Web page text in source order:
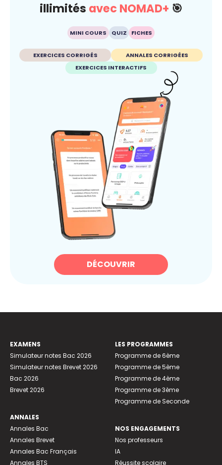
illimités avec NOMAD+ 🎯
MINI COURS QUIZ FICHES
EXERCICES CORRIGÉS
ANNALES CORRIGÉES
EXERCICES INTERACTIFS
DÉCOUVRIR
EXAMENS
Simulateur notes Bac 2026
Simulateur notes Brevet 2026
Bac 2026
Brevet 2026
ANNALES
Annales Bac
Annales Brevet
Annales Bac Français
Annales BTS
LES PROGRAMMES
Programme de 6ème
Programme de 5ème
Programme de 4ème
Programme de 3ème
Programme de Seconde
NOS ENGAGEMENTS
Nos professeurs
IA
Réussite scolaire